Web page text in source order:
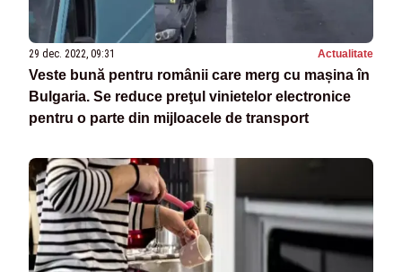
29 dec. 2022, 09:31 Actualitate
Veste bună pentru românii care merg cu mașina în
Bulgaria. Se reduce preţul vinietelor electronice
pentru o parte din mijloacele de transport